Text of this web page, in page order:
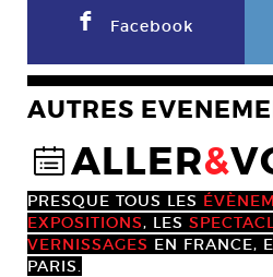
F Facebook
AUTRES
@ALLER&
PRESQUE TOUS LES
EXPOSITIONS, LES
VERNISSAGES EN FRANCE,
PARIS.